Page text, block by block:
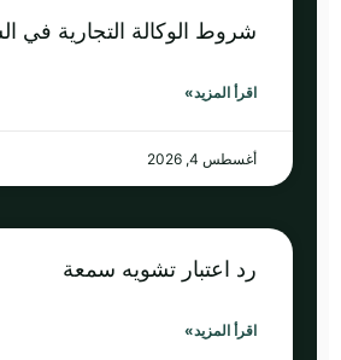
شروط الوكالة التجارية في
اقرأ المزيد»
أغسطس 4, 2026
رد اعتبار تشويه سمعة
اقرأ المزيد»